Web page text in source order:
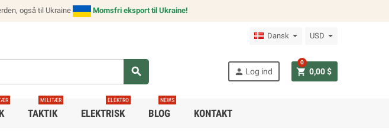
også til Ukraine Momsfri eksport til Ukraine!
Dansk USD
search person Log ind shopping_cart 0,00 $
0
TAKTIK
MILITÆR
ELEKTRISK
ELEKTRO
BLOG
NEWS
KONTAKT